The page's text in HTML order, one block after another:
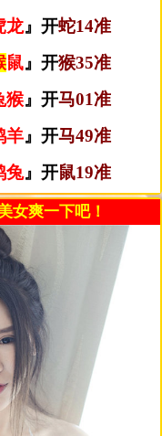
龙』开蛇14准
鼠』开猴35准
猴』开马01准
羊』开马49准
兔』开鼠19准
女爽一下吧！